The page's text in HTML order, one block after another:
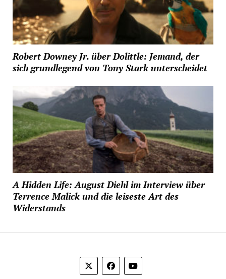
Robert Downey Jr. über Dolittle: Jemand, der
sich grundlegend von Tony Stark unterscheidet
A Hidden Life: August Diehl im Interview über
Terrence Malick und die leiseste Art des
Widerstands